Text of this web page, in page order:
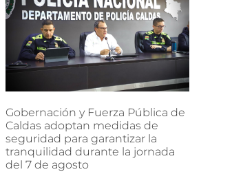
Gobernación y Fuerza Pública de
Caldas adoptan medidas de
seguridad para garantizar la
tranquilidad durante la jornada
del 7 de agosto